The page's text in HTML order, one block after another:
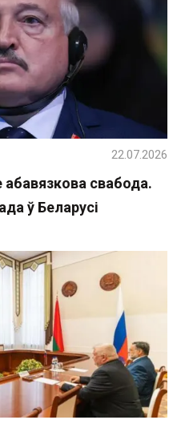
свабода.
ў Беларусі
22.07.2026